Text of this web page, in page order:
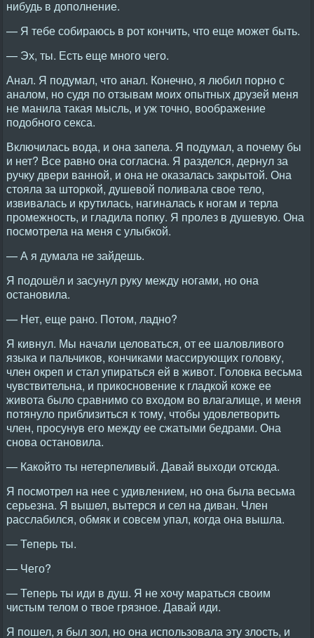
нибудь в дополнение.
— Я тебе собираюсь в рот кончить, что еще может быть.
— Эх, ты. Есть еще много чего.
Анал. Я подумал, что анал. Конечно, я любил порно с
аналом, но судя по отзывам моих опытных друзей меня
не манила такая мысль, и уж точно, воображение
подобного секса.
Включилась вода, и она запела. Я подумал, а почему бы
и нет? Все равно она согласна. Я разделся, дернул за
ручку двери ванной, и она не оказалась закрытой. Она
стояла за шторкой, душевой поливала свое тело,
извивалась и крутилась, нагиналась к ногам и терла
промежность, и гладила попку. Я пролез в душевую. Она
посмотрела на меня с улыбкой.
— А я думала не зайдешь.
Я подошёл и засунул руку между ногами, но она
остановила.
— Нет, еще рано. Потом, ладно?
Я кивнул. Мы начали целоваться, от ее шаловливого
языка и пальчиков, кончиками массирующих головку,
член окреп и стал упираться ей в живот. Головка весьма
чувствительна, и прикосновение к гладкой коже ее
живота было сравнимо со входом во влагалище, и меня
потянуло приблизиться к тому, чтобы удовлетворить
член, просунув его между ее сжатыми бедрами. Она
снова остановила.
— Какойто ты нетерпеливый. Давай выходи отсюда.
Я посмотрел на нее с удивлением, но она была весьма
серьезна. Я вышел, вытерся и сел на диван. Член
расслабился, обмяк и совсем упал, когда она вышла.
— Теперь ты.
— Чего?
— Теперь ты иди в душ. Я не хочу мараться своим
чистым телом о твое грязное. Давай иди.
Я пошел, я был зол, но она использовала эту злость, и